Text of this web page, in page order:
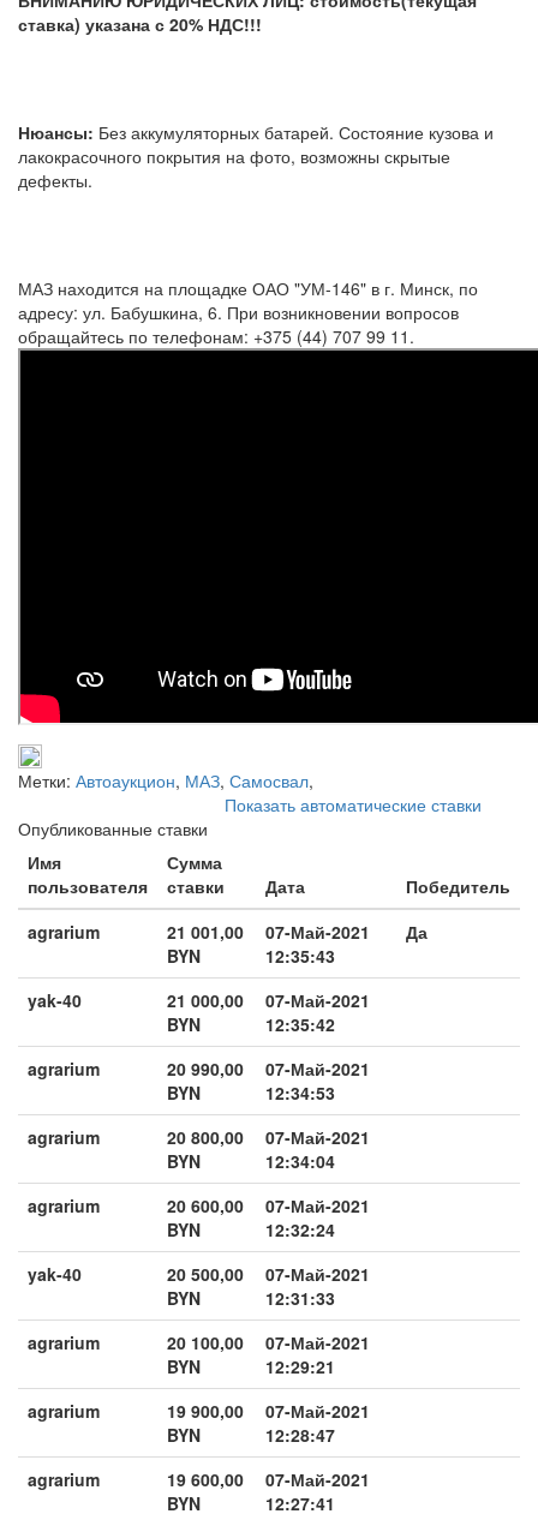
ставка) указана с 20% НДС!!!
Нюансы: Без аккумуляторных батарей. Состояние кузова и
лакокрасочного покрытия на фото, возможны скрытые
дефекты.
МАЗ находится на площадке ОАО "УМ-146" в г. Минск, по
адресу: ул. Бабушкина, 6. При возникновении вопросов
обращайтесь по телефонам: +375 (44) 707 99 11.
Метки: Автоаукцион, МАЗ, Самосвал,
Показать автоматические ставки
Опубликованные ставки
Имя
пользователя
Сумма
ставки
Дата
Победитель
agrarium
21 001,00
BYN
07-Май-2021
12:35:43
Да
yak-40
21 000,00
BYN
07-Май-2021
12:35:42
agrarium
20 990,00
BYN
07-Май-2021
12:34:53
agrarium
20 800,00
BYN
07-Май-2021
12:34:04
agrarium
20 600,00
BYN
07-Май-2021
12:32:24
yak-40
20 500,00
BYN
07-Май-2021
12:31:33
agrarium
20 100,00
BYN
07-Май-2021
12:29:21
agrarium
19 900,00
BYN
07-Май-2021
12:28:47
agrarium
19 600,00
BYN
07-Май-2021
12:27:41